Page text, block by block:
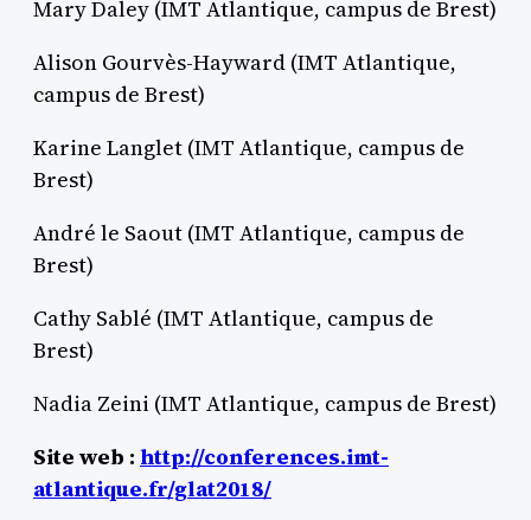
Mary Daley (IMT Atlantique, campus de Brest)
Alison Gourvès-Hayward (IMT Atlantique,
campus de Brest)
Karine Langlet (IMT Atlantique, campus de
Brest)
André le Saout (IMT Atlantique, campus de
Brest)
Cathy Sablé (IMT Atlantique, campus de
Brest)
Nadia Zeini (IMT Atlantique, campus de Brest)
Site web : http://conferences.imt-
atlantique.fr/glat2018/